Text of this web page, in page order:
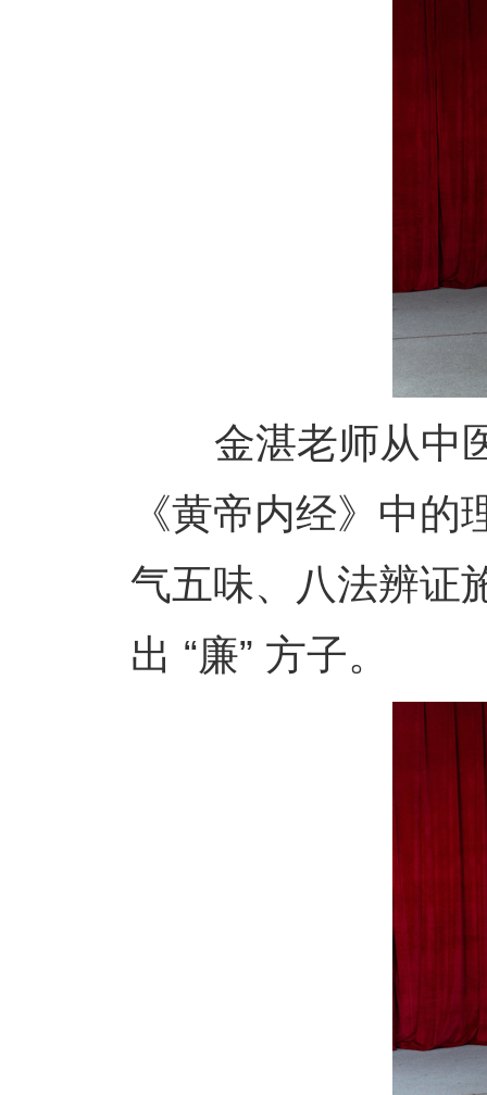
金湛老师从中医
《黄帝内经》中
气五味、八法辨证
出 “廉” 方子。